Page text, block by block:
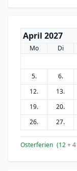
April 2027
Mo Di
5.
6.
12.
13.
19.
20.
26.
27.
Osterferien (12+ 4